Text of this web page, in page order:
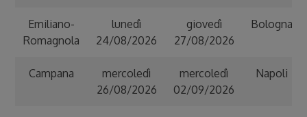
Emiliano-
Romagnola
lunedì
24/08/2026
giovedì
27/08/2026
Bologna
Campana
mercoledì
26/08/2026
mercoledì
02/09/2026
Napoli